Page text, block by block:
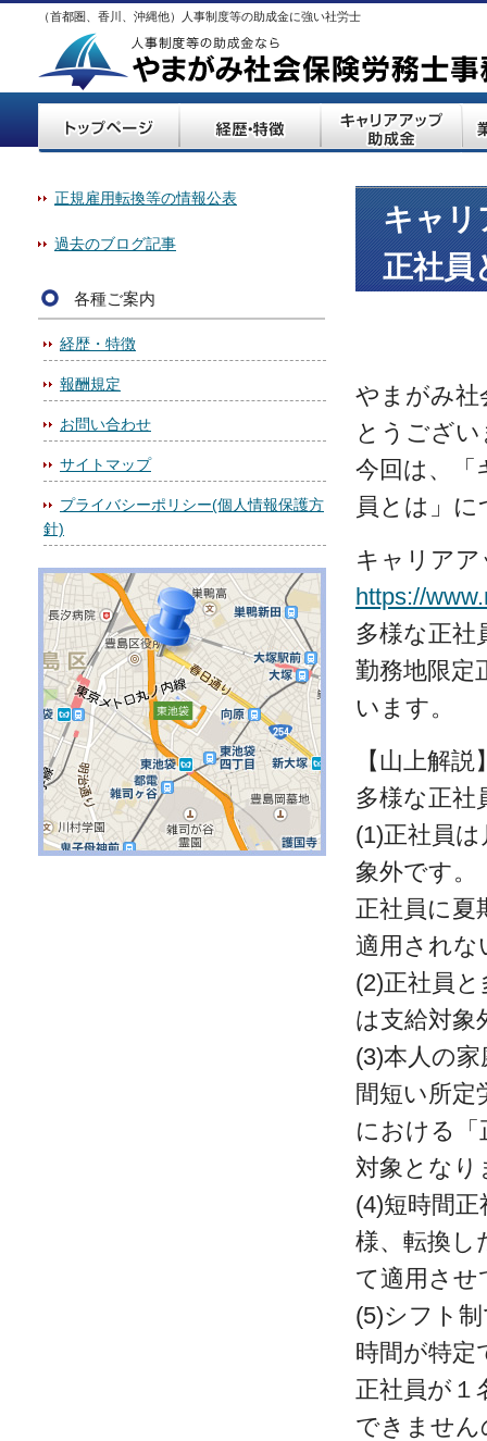
（首都圏、香川、沖縄他）人事制度等の助成金に強い社労士
キャ
正社員
やまがみ社
とうござ
今回は、
員とは」
キャリアア
https://
多様な正社
勤務地限定
います。
【山上解説
多様な正社
(1)正社員
象外です。
正社員に夏
適用されな
(2)正社員
は支給対象
(3)本人の
間短い所定
における「
対象となり
(4)短時間
様、転換し
て適用させ
(5)シフト
時間が特定
正社員が１
できません
正規雇用転換等の情報公表
過去のブログ記事
各種ご案内
経歴・特徴
報酬規定
お問い合わせ
サイトマップ
プライバシーポリシー(個人情報保護方
針)